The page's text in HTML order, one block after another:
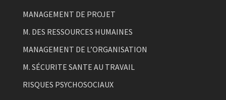
MANAGEMENT DE PROJET
M. DES RESSOURCES HUMAINES
MANAGEMENT DE L’ORGANISATION
M. SÉCURITE SANTE AU TRAVAIL
RISQUES PSYCHOSOCIAUX